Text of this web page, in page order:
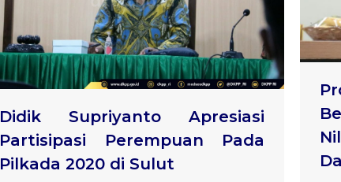
Didik Supriyanto Apresiasi
Partisipasi Perempuan Pada
Pilkada 2020 di Sulut